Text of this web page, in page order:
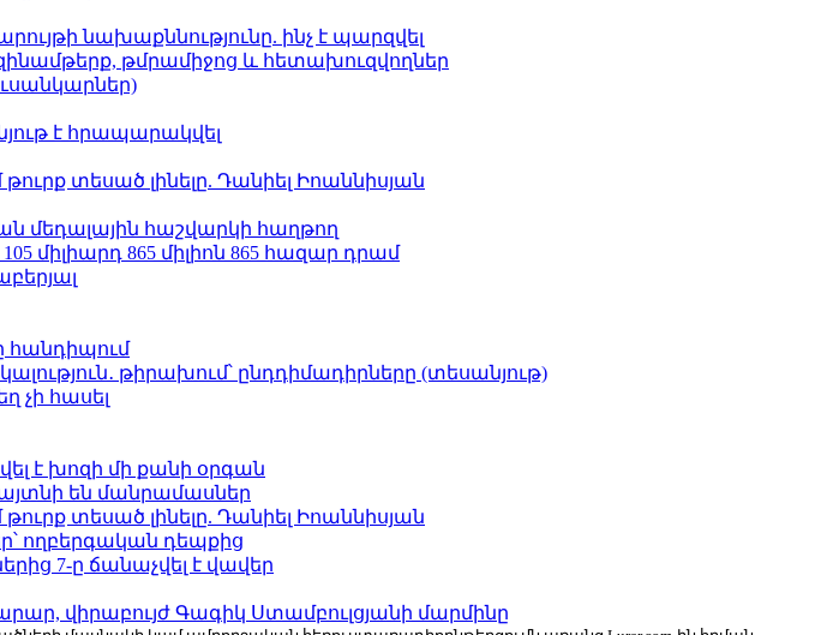
նախաքննությունը. ինչ է պարզվել
թմրամիջոց և հետախուզվողներ
է հրապարակվել
տեսած լինելը. Դանիել Իոաննիսյան
հաշվարկի հաղթող
միլիարդ 865 միլիոն 865 հազար դրամ
հանդիպում
թիրախում՝ ընդդիմադիրները (տեսանյութ)
չի հասել
է խոզի մի քանի օրգան
են մանրամասներ
տեսած լինելը. Դանիել Իոաննիսյան
ողբերգական դեպքից
7-ը ճանաչվել է վավեր
վիրաբույժ Գագիկ Ստամբուլցյանի մարմինը